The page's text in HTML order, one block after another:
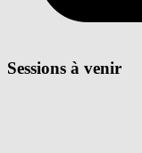
Sessions à venir